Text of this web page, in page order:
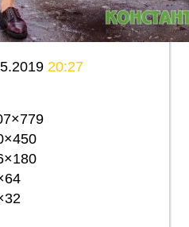
20:27